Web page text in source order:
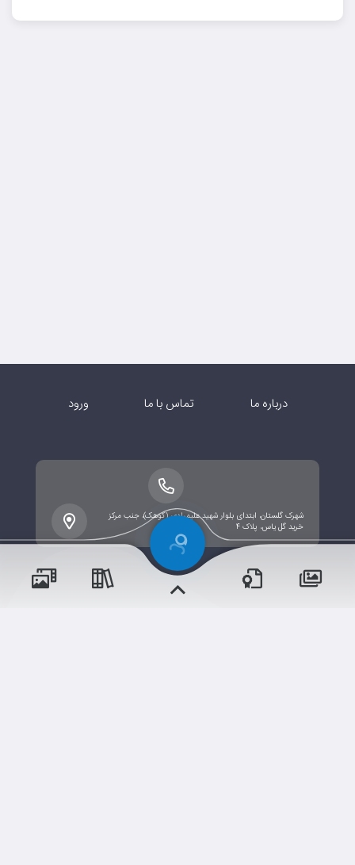
درباره ما تماس با ما ورود
شهرک گلستان، ابتدای بلوار شهید علیمرادی (کوهک)، جنب مرکز
خرید گل یاس، پلاک ۴